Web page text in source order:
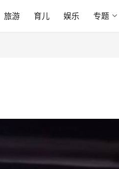
旅游 育儿 娱乐 专题